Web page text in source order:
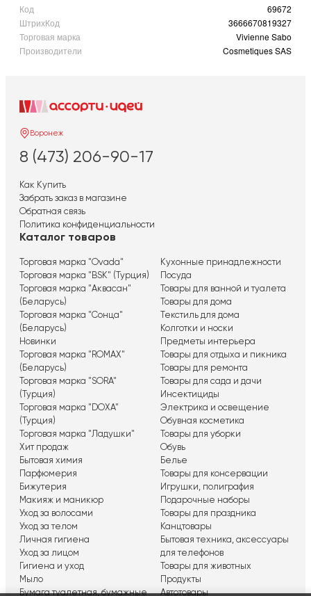
Код
69672
ШтрихКод
3666670819327
Торговая марка
Vivienne Sabo
Производители
Cosmetiques SAS
Воронеж
8 (473) 206-90-17
Как Купить
Забрать заказ в магазине
Обратная связь
Политика конфиденциальности
Каталог товаров
Торговая марка "Ovada"
Торговая марка "BSK" (Турция)
Торговая марка "Аквасан"
(Беларусь)
Торговая марка "Сонца"
(Беларусь)
Новинки
Торговая марка "ROMAX"
(Беларусь)
Торговая марка "SORA"
(Турция)
Торговая марка "DOXA"
(Турция)
Торговая марка "Ладушки"
Хит продаж
Бытовая химия
Парфюмерия
Бижутерия
Макияж и маникюр
Уход за волосами
Уход за телом
Личная гигиена
Уход за лицом
Гигиена и уход
Мыло
Бумага туалетная, бумажные
Кухонные принадлежности
Посуда
Товары для ванной и туалета
Товары для дома
Текстиль для дома
Колготки и носки
Предметы интерьера
Товары для отдыха и пикника
Товары для ремонта
Товары для сада и дачи
Инсектициды
Электрика и освещение
Обувная косметика
Товары для уборки
Обувь
Белье
Товары для консервации
Игрушки, полиграфия
Подарочные наборы
Товары для праздника
Канцтовары
Бытовая техника, аксессуары
для телефонов
Товары для животных
Продукты
Автотовары